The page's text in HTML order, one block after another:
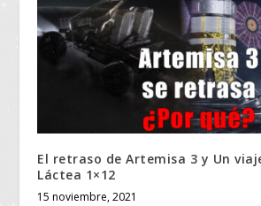
El retraso de Artemisa 3 y Un
Láctea 1×12
15 noviembre, 2021